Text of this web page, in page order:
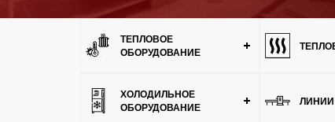
ТЕПЛОВОЕ
ОБОРУДОВАНИЕ
ХОЛОДИЛЬНОЕ
ОБОРУДОВАНИЕ